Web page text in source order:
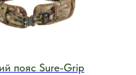
пояс Sure-Grip